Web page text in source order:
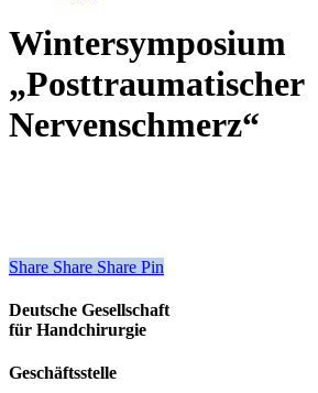
Wintersymposium
„Posttraumatischer
Nervenschmerz“
Share
Share Share Share Pin
Deutsche Gesellschaft
für Handchirurgie
Geschäftsstelle